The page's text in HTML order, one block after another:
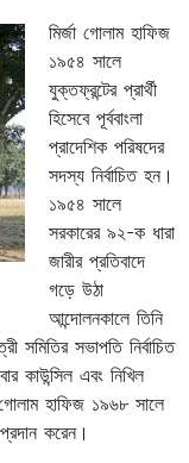
মির্জা গোলাম হাফিজ
১৯৫৪ সালে
যুক্তফ্রন্টের প্রার্থী
হিসেবে পূর্ববাংলা
প্রাদেশিক পরিষদের
সদস্য নির্বাচিত হন।
১৯৫৪ সালে
সরকারের ৯২-ক ধারা
জারীর প্রতিবাদে
গড়ে উঠা
আন্দোলনকালে তিনি
সমিতির সভাপতি নির্বাচিত
কাউন্সিল এবং নিখিল
গোলাম হাফিজ ১৯৬৮ সালে
করেন।